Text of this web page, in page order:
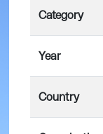
Category
Year
Country